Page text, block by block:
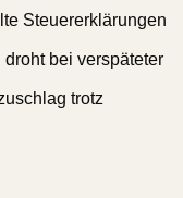
Steuererklärungen
bei verspäteter
trotz